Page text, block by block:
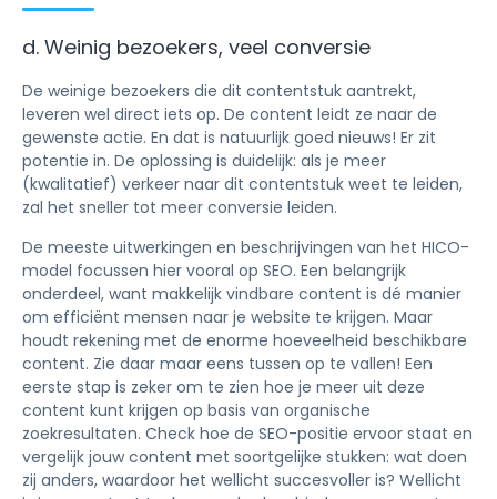
d. Weinig bezoekers, veel conversie
De weinige bezoekers die dit contentstuk aantrekt,
leveren wel direct iets op. De content leidt ze naar de
gewenste actie. En dat is natuurlijk goed nieuws! Er zit
potentie in. De oplossing is duidelijk: als je meer
(kwalitatief) verkeer naar dit contentstuk weet te leiden,
zal het sneller tot meer conversie leiden.
De meeste uitwerkingen en beschrijvingen van het HICO-
model focussen hier vooral op SEO. Een belangrijk
onderdeel, want makkelijk vindbare content is dé manier
om efficiënt mensen naar je website te krijgen. Maar
houdt rekening met de enorme hoeveelheid beschikbare
content. Zie daar maar eens tussen op te vallen! Een
eerste stap is zeker om te zien hoe je meer uit deze
content kunt krijgen op basis van organische
zoekresultaten. Check hoe de SEO-positie ervoor staat en
vergelijk jouw content met soortgelijke stukken: wat doen
zij anders, waardoor het wellicht succesvoller is? Wellicht